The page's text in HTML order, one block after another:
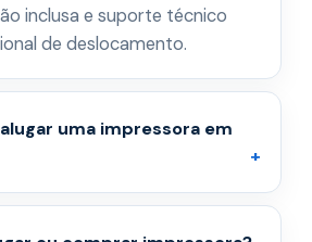
inclusa e suporte técnico
de deslocamento.
uma impressora em